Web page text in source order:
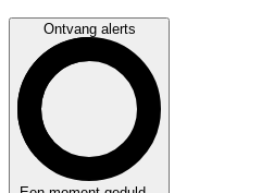
Ontvang alerts